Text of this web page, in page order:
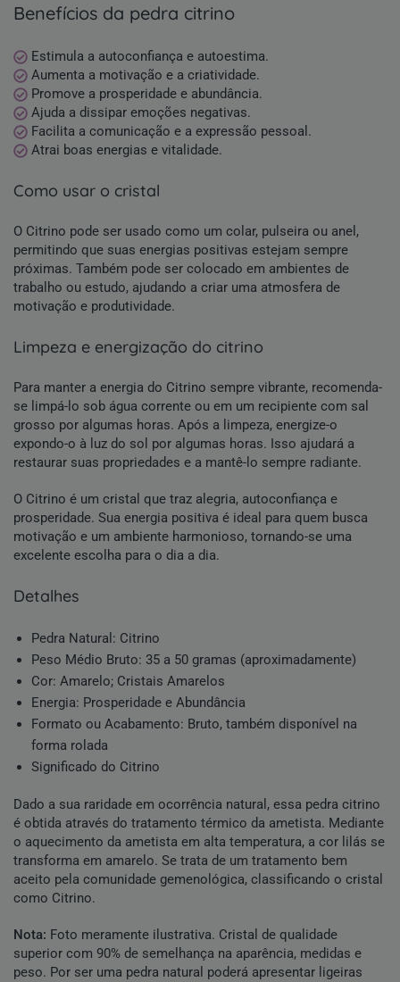
benefícios da pedra citrino
Estimula a autoconfiança e autoestima.
Aumenta a motivação e a criatividade.
Promove a prosperidade e abundância.
Ajuda a dissipar emoções negativas.
Facilita a comunicação e a expressão pessoal.
Atrai boas energias e vitalidade.
como usar o cristal
O Citrino pode ser usado como umcolar, pulseira ou anel ,
permitindo que suas energias positivas estejam sempre
próximas. Também pode ser colocado em ambientes de
trabalho ou estudo, ajudando a criar uma atmosfera de
motivação e produtividade.
limpeza e energização do citrino
Para manter a energia do Citrino sempre vibrante, recomenda-
se limpá-lo sob água corrente ou em um recipiente com sal
grosso por algumas horas. Após a limpeza, energize-o
expondo-o à luz do sol por algumas horas. Isso ajudará a
restaurar suas propriedades e a mantê-lo sempre radiante.
O Citrino é um cristal que traz alegria, autoconfiança e
prosperidade. Sua energia positiva é ideal para quem busca
motivação e um ambiente harmonioso, tornando-se uma
excelente escolha para o dia a dia.
detalhes
Pedra Natural : Citrino
Peso Médio Bruto: 35 a 50 gramas (aproximadamente)
Cor: Amarelo; Cristais Amarelos
Energia: Prosperidade e Abundância
Formato ou Acabamento: Bruto, também disponível na
forma rolada
Significado do Citrino
Dado a sua raridade em ocorrência natural, essa pedra citrino
é obtida através do tratamento térmico da ametista. Mediante
o aquecimento da ametista em alta temperatura, a cor lilás se
transforma em amarelo. Se trata de um tratamento bem
aceito pela comunidade gemenológica, classificando o cristal
como Citrino.
Nota: Foto meramente ilustrativa. Cristal de qualidade
superior com 90% de semelhança na aparência, medidas e
peso. Por ser uma pedra natural poderá apresentar ligeiras